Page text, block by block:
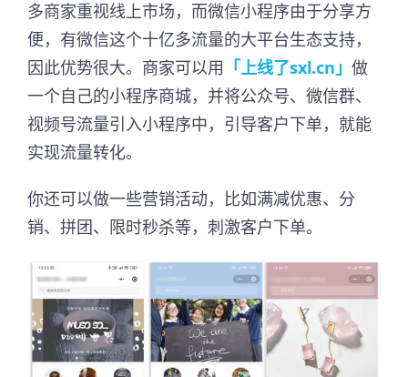
多商家重视线上市场，而微信小程序由于分享方
便，有微信这个十亿多流量的大平台生态支持，
因此优势很大。商家可以用 「上线了sxl.cn」 做
一个自己的小程序商城，并将公众号、微信群、
视频号流量引入小程序中，引导客户下单，就能
实现流量转化。
你还可以做一些营销活动，比如满减优惠、分
销、拼团、限时秒杀等，刺激客户下单。